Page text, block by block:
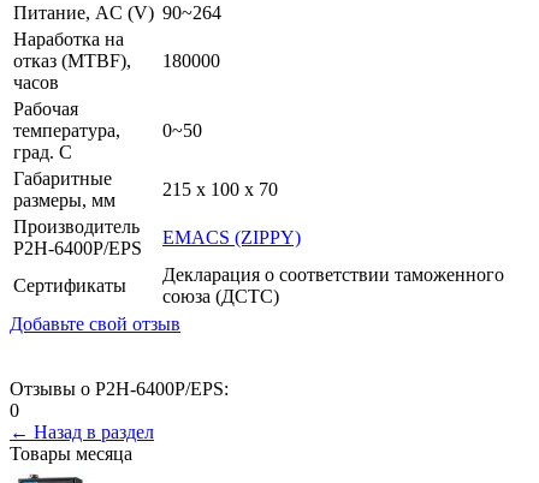
Питание, AC (V) 90~264
Наработка на
отказ (MTBF),
часов
180000
Рабочая
температура,
град. C
0~50
Габаритные
размеры, мм
215 x 100 x 70
Производитель
P2H-6400P/EPS
EMACS (ZIPPY)
Сертификаты
Декларация о соответствии таможенного
союза (ДСТС)
Добавьте свой отзыв
Отзывы о P2H-6400P/EPS:
0
← Назад в раздел
Товары месяца